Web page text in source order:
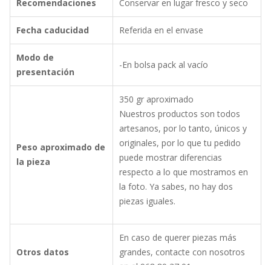
Recomendaciones Conservar en lugar fresco y seco
Fecha caducidad Referida en el envase
Modo de
presentación
-En bolsa pack al vacío
Peso aproximado de
la pieza
350 gr aproximado
Nuestros productos son todos
artesanos, por lo tanto, únicos y
originales, por lo que tu pedido
puede mostrar diferencias
respecto a lo que mostramos en
la foto. Ya sabes, no hay dos
piezas iguales.
Otros datos
En caso de querer piezas más
grandes, contacte con nosotros